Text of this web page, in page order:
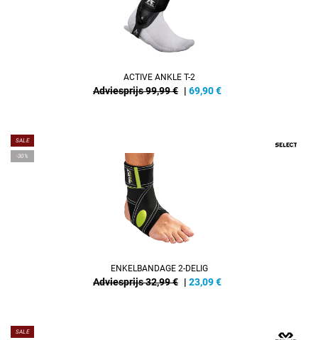
ACTIVE ANKLE T-2
Adviesprijs 99,99 € | 69,90€
SALE
-30%
ENKELBANDAGE 2-DELIG
Adviesprijs 32,99 € | 23,09€
SALE